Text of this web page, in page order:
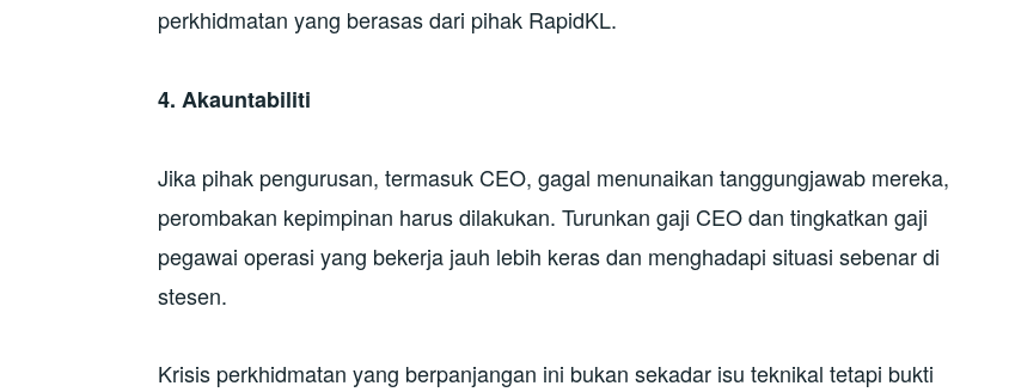
perkhidmatan yang berasas dari pihak RapidKL.
4. Akauntabiliti
Jika pihak pengurusan, termasuk CEO, gagal menunaikan tanggungjawab mereka,
perombakan kepimpinan harus dilakukan. Turunkan gaji CEO dan tingkatkan gaji
pegawai operasi yang bekerja jauh lebih keras dan menghadapi situasi sebenar di
stesen.
Krisis perkhidmatan yang berpanjangan ini bukan sekadar isu teknikal tetapi bukti